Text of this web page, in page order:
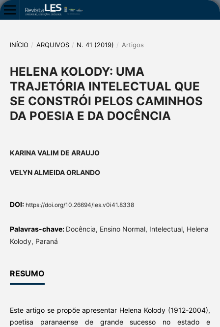
INÍCIO / ARQUIVOS / N. 41 (2019) / Artigos
HELENA KOLODY: UMA
TRAJETÓRIA INTELECTUAL QUE
SE CONSTRÓI PELOS CAMINHOS
DA POESIA E DA DOCÊNCIA
KARINA VALIM DE ARAUJO
VELYN ALMEIDA ORLANDO
DOI: https://doi.org/10.26694/les.v0i41.8338
Palavras-chave: Docência, Ensino Normal, Intelectual, Helena
Kolody, Paraná
RESUMO
Este artigo se propõe apresentar Helena Kolody (1912-2004),
poetisa paranaense de grande sucesso no estado e